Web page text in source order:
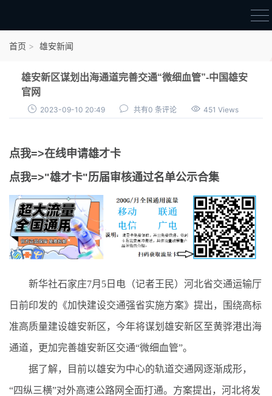
审核通过公示
首页 雄安新闻
雄安新区谋划出海通道完善交通“微细血管”-中国雄安
官网
2023-09-10 20:49 共有0 条评论 451 Views
点我=>在线申请雄才卡
点我=>"雄才卡"历届审核通过名单公示合集
新华社石家庄7月5日电（记者王民）河北省交通运输厅
日前印发的《加快建设交通强省实施方案》提出，围绕高标
准高质量建设雄安新区，今年将谋划雄安新区至黄骅港出海
通道，更加完善雄安新区交通“微细血管”。
据了解，目前以雄安为中心的轨道交通网逐渐成形，
“四纵三横”对外高速公路网全面打通。方案提出，河北将发